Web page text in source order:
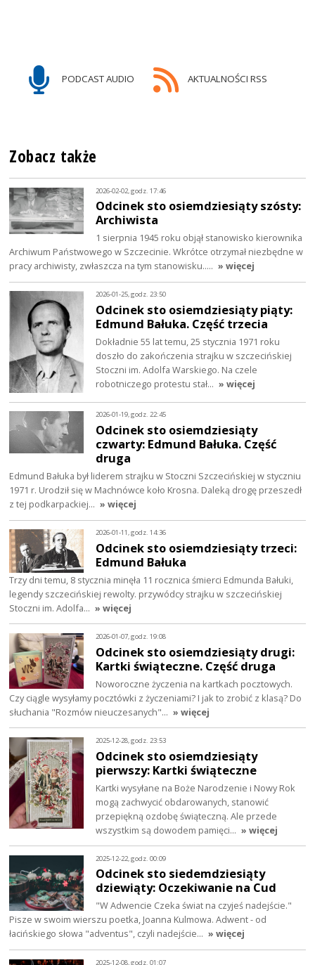
PODCAST AUDIO AKTUALNOŚCI RSS
Zobacz także
2026-02-02, godz. 17:46
Odcinek sto osiemdziesiąty szósty:
Archiwista
1 sierpnia 1945 roku objął stanowisko kierownika
Archiwum Państwowego w Szczecinie. Wkrótce otrzymał niezbędne w
pracy archiwisty, zwłaszcza na tym stanowisku..… » więcej
2026-01-25, godz. 23:50
Odcinek sto osiemdziesiąty piąty:
Edmund Bałuka. Część trzecia
Dokładnie 55 lat temu, 25 stycznia 1971 roku
doszło do zakończenia strajku w szczecińskiej
Stoczni im. Adolfa Warskiego. Na czele
robotniczego protestu stał… » więcej
2026-01-19, godz. 22:45
Odcinek sto osiemdziesiąty
czwarty: Edmund Bałuka. Część
druga
Edmund Bałuka był liderem strajku w Stoczni Szczecińskiej w styczniu
1971 r. Urodził się w Machnówce koło Krosna. Daleką drogę przeszedł
z tej podkarpackiej… » więcej
2026-01-11, godz. 14:36
Odcinek sto osiemdziesiąty trzeci:
Edmund Bałuka
Trzy dni temu, 8 stycznia minęła 11 rocznica śmierci Edmunda Bałuki,
legendy szczecińskiej rewolty. przywódcy strajku w szczecińskiej
Stoczni im. Adolfa… » więcej
2026-01-07, godz. 19:08
Odcinek sto osiemdziesiąty drugi:
Kartki świąteczne. Część druga
Noworoczne życzenia na kartkach pocztowych.
Czy ciągle wysyłamy pocztówki z życzeniami? I jak to zrobić z klasą? Do
słuchania "Rozmów nieuczesanych"… » więcej
2025-12-28, godz. 23:53
Odcinek sto osiemdziesiąty
pierwszy: Kartki świąteczne
Kartki wysyłane na Boże Narodzenie i Nowy Rok
mogą zachwycić obdarowanych, stanowić
przepiękną ozdobę świąteczną. Ale przede
wszystkim są dowodem pamięci… » więcej
2025-12-22, godz. 00:09
Odcinek sto siedemdziesiąty
dziewiąty: Oczekiwanie na Cud
"W Adwencie Czeka świat na czyjeś nadejście."
Pisze w swoim wierszu poetka, Joanna Kulmowa. Adwent - od
łacińskiego słowa "adventus", czyli nadejście… » więcej
2025-12-08, godz. 01:07